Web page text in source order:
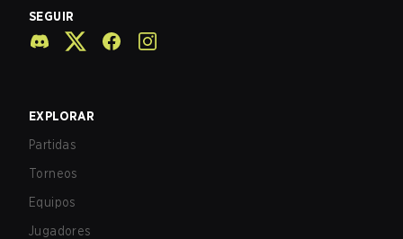
SEGUIR
EXPLORAR
Partidas
Torneos
Equipos
Jugadores